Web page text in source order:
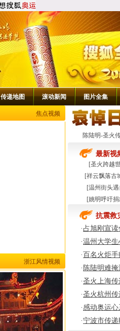
传递地图 滚动新闻 图片全集
焦点视频
浙江风情视频
陈陆明-圣火
最新视
[圣火跨越
[祥云飘落古
[温州街头
[姚明呼吁捐
抗震救
·占旭刚宣
·温州大学
· 百名火炬
· 陈陆明难
·圣火上海
·圣火杭州
· 感动奥运
·宁波市传